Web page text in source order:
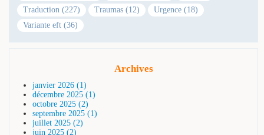
Traduction (227)
Traumas (12)
Urgence (18)
Variante eft (36)
Archives
janvier 2026 (1)
décembre 2025 (1)
octobre 2025 (2)
septembre 2025 (1)
juillet 2025 (2)
juin 2025 (2)